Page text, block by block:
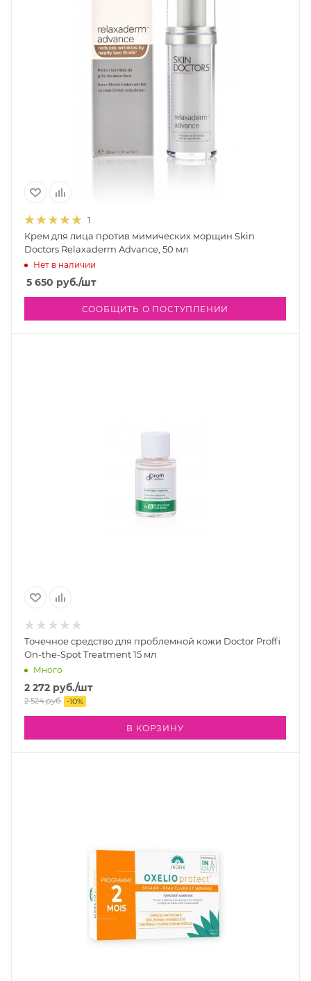
1
Крем для лица против мимических морщин Skin
Doctors Relaxaderm Advance, 50 мл
Нет в наличии
5 650 руб./шт
СООБЩИТЬ О ПОСТУПЛЕНИИ
Точечное средство для проблемной кожи Doctor Proffi
On-the-Spot Treatment 15 мл
Много
2 272 руб./шт
2 524руб. -10%
В КОРЗИНУ